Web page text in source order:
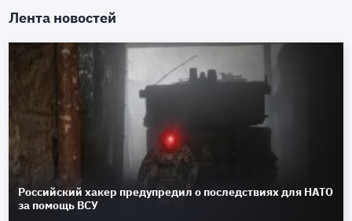
Лента новостей
Российский хакер предупредил о последствиях для НАТО
за помощь ВСУ